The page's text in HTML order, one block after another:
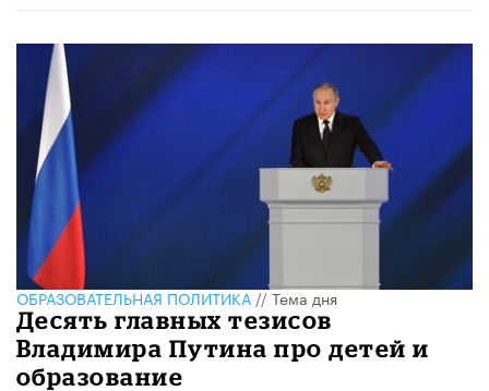
ОБРАЗОВАТЕЛЬНАЯ ПОЛИТИКА//Тема дня
Десять главных тезисов
Владимира Путина про детей и
образование